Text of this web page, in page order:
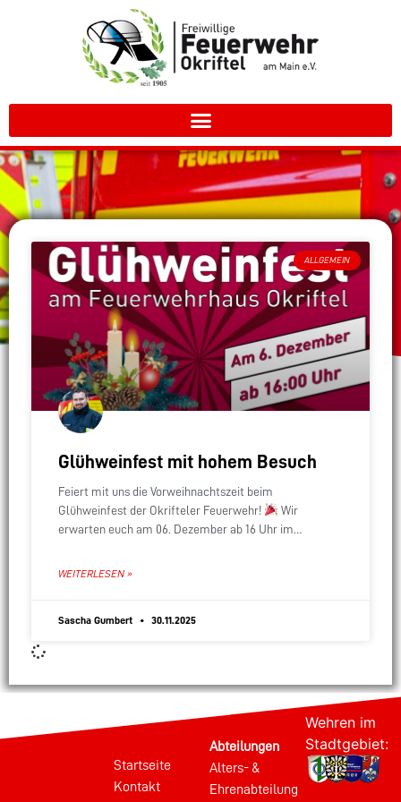
ALLGEMEIN
Glühweinfest mit hohem Besuch
Feiert mit uns die Vorweihnachtszeit beim
Glühweinfest der Okrifteler Feuerwehr!
Wir
erwarten euch am 06. Dezember ab 16 Uhr im
WEITERLESEN »
Sascha Gumbert 30.11.2025
Startseite
Kontakt
Abteilungen
Alters- &
Ehrenabteilung
Wehren im
Stadtgebiet: